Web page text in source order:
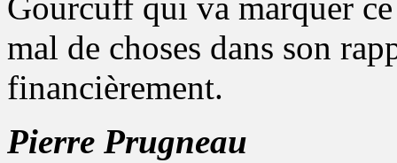
mal de choses dans son
financièrement.
Pierre Prugneau